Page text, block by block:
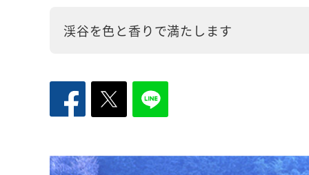
渓谷を色と香りで満たします